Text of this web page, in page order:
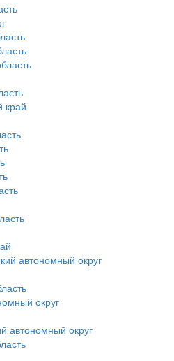
край
автономный округ
округ
автономный округ